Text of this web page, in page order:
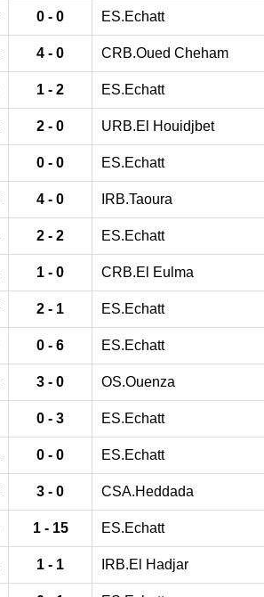
0 - 0 ES.Echatt
4 - 0 CRB.Oued Cheham
1 - 2 ES.Echatt
2 - 0 URB.El Houidjbet
0 - 0 ES.Echatt
4 - 0 IRB.Taoura
2 - 2 ES.Echatt
1 - 0 CRB.El Eulma
2 - 1 ES.Echatt
0 - 6 ES.Echatt
3 - 0 OS.Ouenza
0 - 3 ES.Echatt
0 - 0 ES.Echatt
3 - 0 CSA.Heddada
1 - 15 ES.Echatt
1 - 1 IRB.El Hadjar